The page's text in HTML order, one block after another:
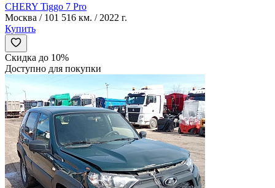
CHERY Tiggo 7 Pro
Москва / 101 516 км. / 2022 г.
Купить
Скидка до 10%
Доступно для покупки